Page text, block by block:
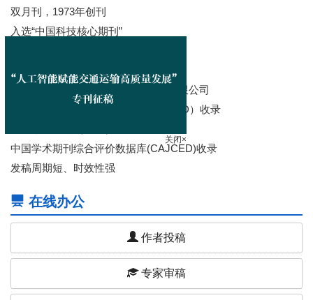
双月刊，1973年创刊
入选“中国科技核心期刊”
出版：交通运输科技传媒（北京）有限公司
中国科技论文与引文数据库（CSTPSD）收录
中国学术期刊综合评价数据库(CAJCED)收录
发稿周期短、时效性强
在线办公
作者投稿
专家审稿